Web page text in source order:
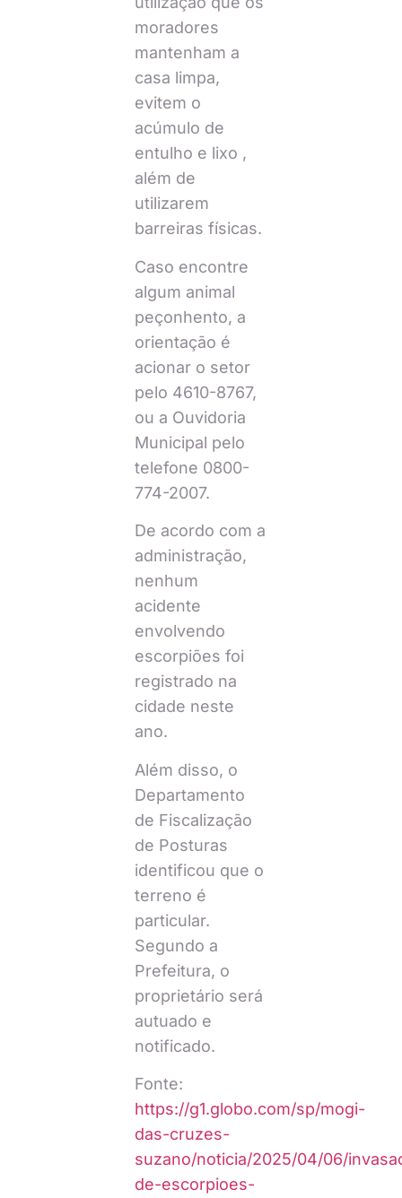
moradores
mantenham a
casa limpa,
evitem o
acúmulo de
entulho e lixo ,
além de
utilizarem
barreiras físicas.
Caso encontre
algum animal
peçonhento, a
orientação é
acionar o setor
pelo 4610-8767,
ou a Ouvidoria
Municipal pelo
telefone 0800-
774-2007.
De acordo com a
administração,
nenhum
acidente
envolvendo
escorpiões foi
registrado na
cidade neste
ano.
Além disso, o
Departamento
de Fiscalização
de Posturas
identificou que o
terreno é
particular.
Segundo a
Prefeitura, o
proprietário será
autuado e
notificado.
Fonte:
https://g1.globo.com/sp/mogi-
das-cruzes-
suzano/noticia/2025/04/06/
de-escorpioes-